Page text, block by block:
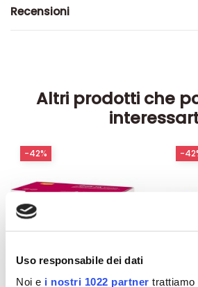
Uso responsabile dei dati
Noi e i nostri 1022 partner trattiamo
Recensioni
Altri prodotti che
-42% -